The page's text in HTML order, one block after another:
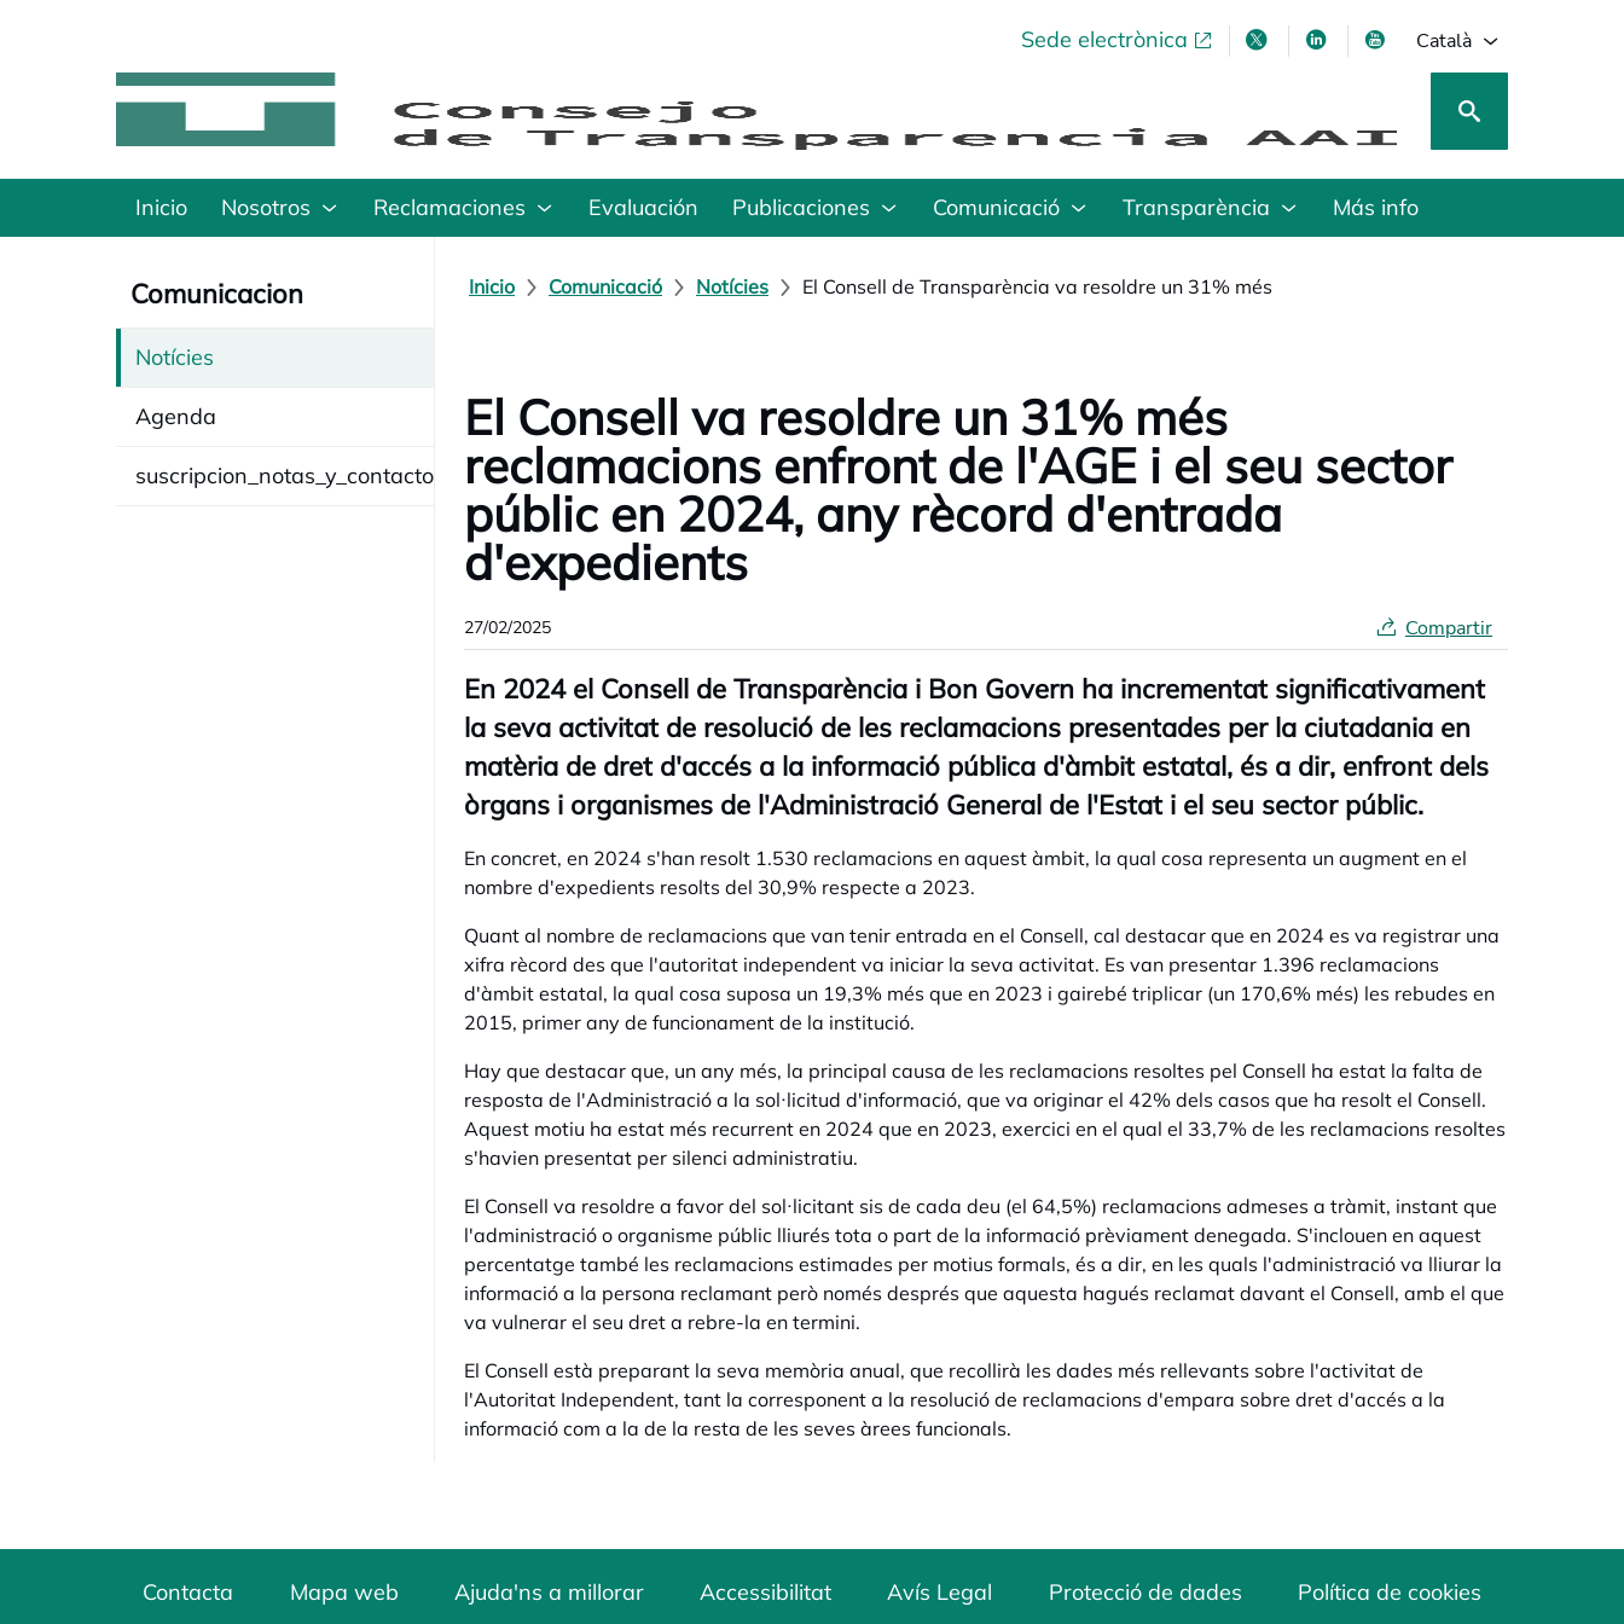
Sede electrònicaopens in a new tabopens in a new tab
opens in a new tab
opens in a new tab
Català
Inicio Nosotros Reclamaciones Evaluación Publicaciones Comunicació Transparència Más info
Comunicacion
Notícies
Agenda
suscripcion_notas_y_contacto
Inicio Comunicació Notícies El Consell de Transparència va resoldre un 31% més
El Consell va resoldre un 31% més
reclamacions enfront de l'AGE i el seu sector
públic en 2024, any rècord d'entrada
d'expedients
27/02/2025 Compartir
En 2024 el Consell de Transparència i Bon Govern ha incrementat significativament
la seva activitat de resolució de les reclamacions presentades per la ciutadania en
matèria de dret d'accés a la informació pública d'àmbit estatal, és a dir, enfront dels
òrgans i organismes de l'Administració General de l'Estat i el seu sector públic.
En concret, en 2024 s'han resolt 1.530 reclamacions en aquest àmbit, la qual cosa representa un augment en el
nombre d'expedients resolts del 30,9% respecte a 2023.
Quant al nombre de reclamacions que van tenir entrada en el Consell, cal destacar que en 2024 es va registrar una
xifra rècord des que l'autoritat independent va iniciar la seva activitat. Es van presentar 1.396 reclamacions
d'àmbit estatal, la qual cosa suposa un 19,3% més que en 2023 i gairebé triplicar (un 170,6% més) les rebudes en
2015, primer any de funcionament de la institució.
Hay que destacar que, un any més, la principal causa de les reclamacions resoltes pel Consell ha estat la falta de
resposta de l'Administració a la sol·licitud d'informació, que va originar el 42% dels casos que ha resolt el Consell.
Aquest motiu ha estat més recurrent en 2024 que en 2023, exercici en el qual el 33,7% de les reclamacions resoltes
s'havien presentat per silenci administratiu.
El Consell va resoldre a favor del sol·licitant sis de cada deu (el 64,5%) reclamacions admeses a tràmit, instant que
l'administració o organisme públic lliurés tota o part de la informació prèviament denegada. S'inclouen en aquest
percentatge també les reclamacions estimades per motius formals, és a dir, en les quals l'administració va lliurar la
informació a la persona reclamant però només després que aquesta hagués reclamat davant el Consell, amb el que
va vulnerar el seu dret a rebre-la en termini.
El Consell està preparant la seva memòria anual, que recollirà les dades més rellevants sobre l'activitat de
l'Autoritat Independent, tant la corresponent a la resolució de reclamacions d'empara sobre dret d'accés a la
informació com a la de la resta de les seves àrees funcionals.
Contacta Mapa web Ajuda'ns a millorar Accessibilitat Avís Legal Protecció de dades Política de cookies